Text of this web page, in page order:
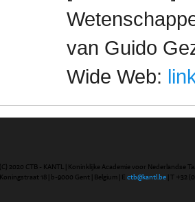
van Guido
Wide Web:
(C) 2020 CTB - KANTL | Koninklijke Academie voor Nederlandse
Koningstraat 18 | b-9000 Gent | Belgium | E ctb@kantl.be | T +32